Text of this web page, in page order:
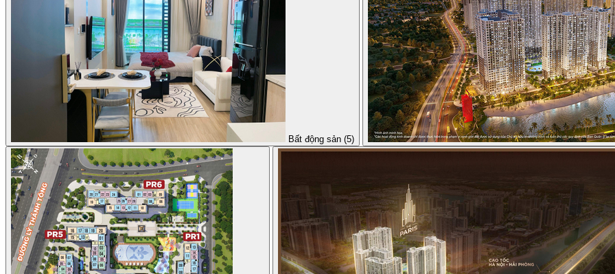
Bất động sản (5)